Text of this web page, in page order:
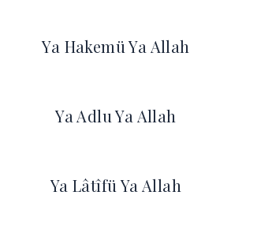
Ya Hakemü Ya Allah
Ya Adlu Ya Allah
Ya Lâtîfü Ya Allah